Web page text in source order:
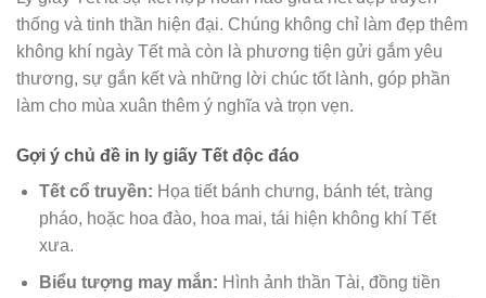
thống và tinh thần hiện đại. Chúng không chỉ làm đẹp thêm
không khí ngày Tết mà còn là phương tiện gửi gắm yêu
thương, sự gắn kết và những lời chúc tốt lành, góp phần
làm cho mùa xuân thêm ý nghĩa và trọn vẹn.
Gợi ý chủ đề in ly giấy Tết độc đáo
Tết cổ truyền: Họa tiết bánh chưng, bánh tét, tràng
pháo, hoặc hoa đào, hoa mai, tái hiện không khí Tết
xưa.
Biểu tượng may mắn: Hình ảnh thần Tài, đồng tiền